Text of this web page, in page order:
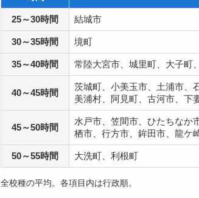
25～30時間 結城市
30～35時間 境町
35～40時間 常陸大宮市、城里町、大子町
40～45時間
茨城町、小美玉市、土浦市、
美浦村、阿見町、古河市、下
45～50時間
水戸市、笠間市、ひたちなか
栖市、行方市、鉾田市、龍ケ
50～55時間 大洗町、利根町
全校種の平均。各項目内は行政順。